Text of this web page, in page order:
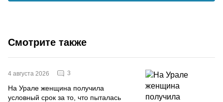
Смотрите также
4 августа 2026 3
На Урале женщина получила
условный срок за то, что пыталась